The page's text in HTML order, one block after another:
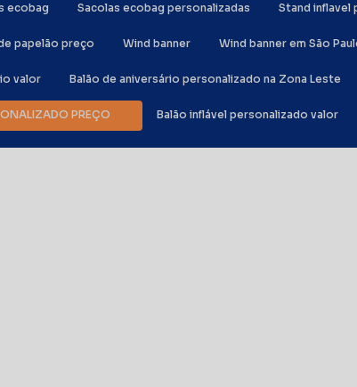
valor Balão de aniversário personalizado na Zona Leste
PREÇO Balão inflável personalizado valor
ecobag Sacolas ecobag personalizadas Stand
papelão preço Wind banner Wind banner em São